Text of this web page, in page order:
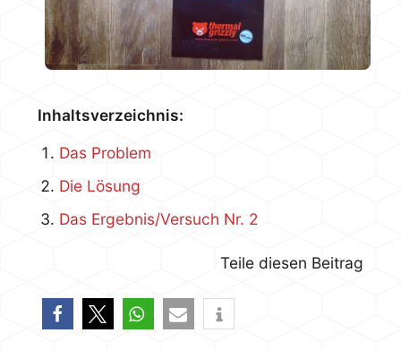
Inhaltsverzeichnis:
Das Problem
Die Lösung
Das Ergebnis/Versuch Nr. 2
Teile diesen Beitrag